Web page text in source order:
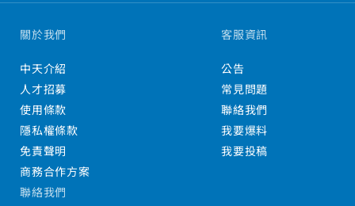
關於我們
中天介紹
人才招募
使用條款
隱私權條款
免責聲明
商務合作方案
客服資訊
公告
常見問題
聯絡我們
我要爆料
我要投稿
聯絡我們